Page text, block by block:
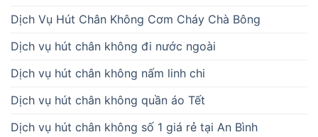
Dịch Vụ Hút Chân Không Cơm Cháy Chà Bông
Dịch vụ hút chân không đi nước ngoài
Dịch vụ hút chân không nấm linh chi
Dịch vụ hút chân không quần áo Tết
Dịch vụ hút chân không số 1 giá rẻ tại An Bình